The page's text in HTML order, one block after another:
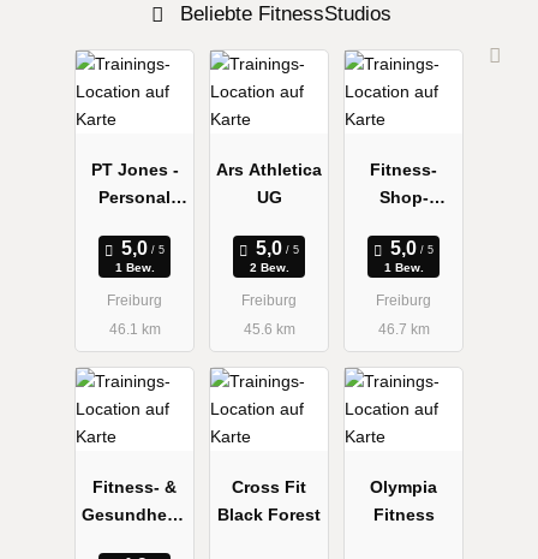
Beliebte FitnessStudios
PT Jones -
Personal
Freiburg &
Basel
1 Bew.
Freiburg
46.1 km
Ars Athletica
UG
2 Bew.
Freiburg
45.6 km
Fitness-
Shop-
1 Bew.
Freiburg
46.7 km
Fitness- &
Gesundheits
Cross Fit
Black Forest
Olympia
Fitness